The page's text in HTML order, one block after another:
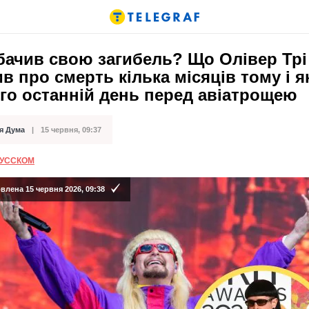
свою загибель? Що Олівер Трі
про смерть кілька місяців тому і
останній день перед авіатрощею
Дума 15 червня, 09:37
15 червня 2026, 09:38